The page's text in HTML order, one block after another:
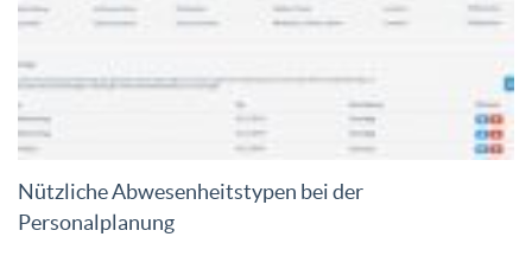
Nützliche Abwesenheitstypen bei der
Personalplanung